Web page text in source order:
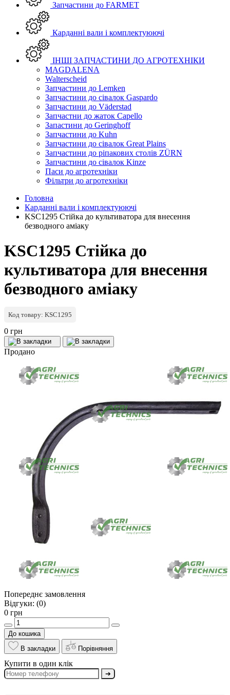
Запчастини до FARMET
Карданні вали і комплектуюючі
ІНШІ ЗАПЧАСТИНИ ДО АГРОТЕХНІКИ
MAGDALENA
Walterscheid
Запчастини до Lemken
Запчастини до сівалок Gaspardo
Запчастини до Väderstad
Запчастни до жаток Capello
Запастини до Geringhoff
Запчастини до Kuhn
Запчастини до сівалок Great Plains
Запчастини до ріпакових столів ZÜRN
Запчастини до сівалок Kinze
Паси до агротехніки
Фільтри до агротехніки
Головна
Карданні вали і комплектуюючі
KSC1295 Стійка до культиватора для внесення
безводного аміаку
KSC1295 Стійка до
культиватора для внесення
безводного аміаку
Код товару: KSC1295
0 грн
Продано
Попереднє замовлення
Відгуки: (0)
0 грн
До кошика
В закладки
Порівняння
Купити в один клік
➔